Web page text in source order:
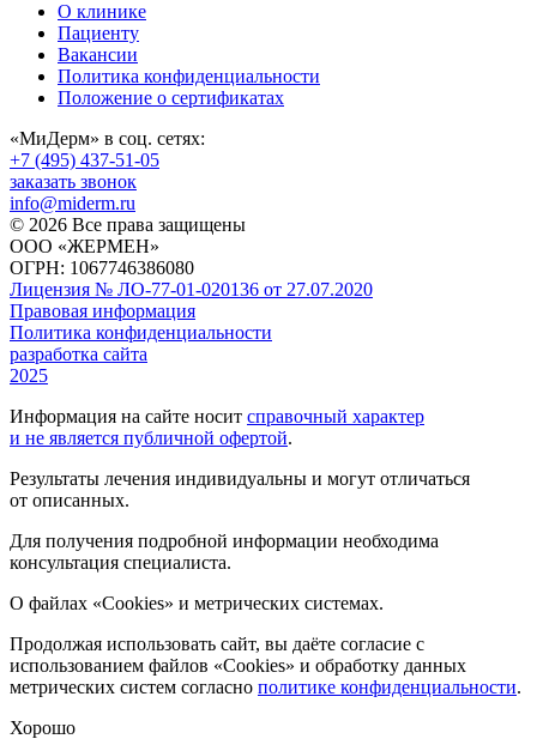
О клинике
Пациенту
Вакансии
Политика конфиденциальности
Положение о сертификатах
«МиДерм» в соц. сетях:
+7 (495) 437-51-05
заказать звонок
info@miderm.ru
© 2026 Все права защищены
ООО «ЖЕРМЕН»
ОГРН: 1067746386080
Лицензия № ЛО-77-01-020136 от 27.07.2020
Правовая информация
Политика конфиденциальности
разработка сайта
2025
Информация на сайте носит справочный характер
и не является публичной офертой.
Результаты лечения индивидуальны и могут отличаться
от описанных.
Для получения подробной информации необходима
консультация специалиста.
О файлах «Cookies» и метрических системах.
Продолжая использовать сайт, вы даёте согласие с
использованием файлов «Cookies» и обработку данных
метрических систем согласно политике конфиденциальности.
Хорошо